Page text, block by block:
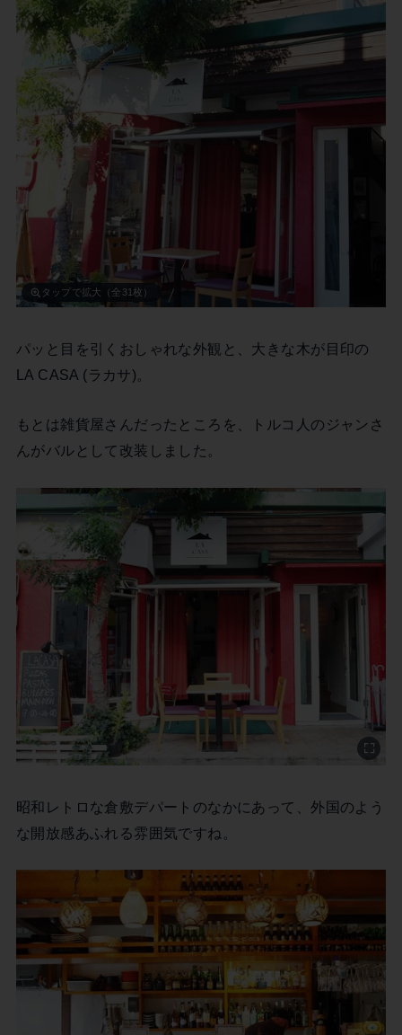
タップで拡大（全31枚）
パッと目を引くおしゃれな外観と、大きな木が目印の
LA CASA (ラカサ)。
もとは雑貨屋さんだったところを、トルコ人のジャンさ
んがバルとして改装しました。
昭和レトロな倉敷デパートのなかにあって、外国のよう
な開放感あふれる雰囲気ですね。